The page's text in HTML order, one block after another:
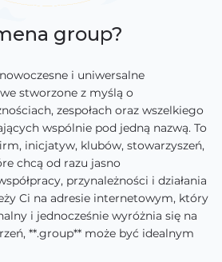
group?
i uniwersalne
stworzone z myślą o
zespołach oraz wszelkiego
wspólnie pod jedną nazwą. To
inicjatyw, klubów, stowarzyszeń,
chcą od razu jasno
przynależności i działania
Ci na adresie internetowym, który
i jednocześnie wyróżnia się na
**.group** może być idealnym